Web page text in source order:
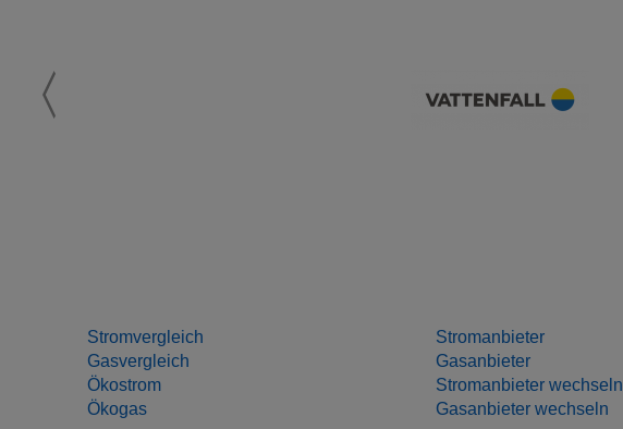
Stromvergleich
Gasvergleich
Ökostrom
Ökogas
Stromanbieter
Gasanbieter
Stromanbieter wechseln
Gasanbieter wechseln